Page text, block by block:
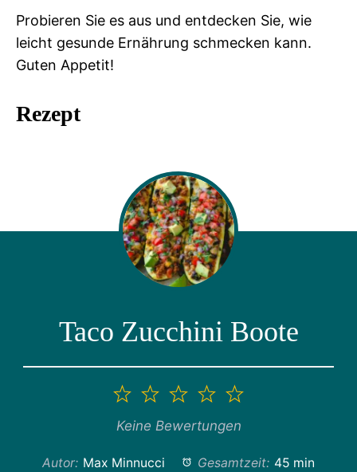
Probieren Sie es aus und entdecken Sie, wie
leicht gesunde Ernährung schmecken kann.
Guten Appetit!
Rezept
Taco Zucchini Boote
5
4
Sterne
3
Sterne
2
Sterne
1
Stern
Keine Bewertungen
Autor: Max Minnucci Gesamtzeit: 45 min